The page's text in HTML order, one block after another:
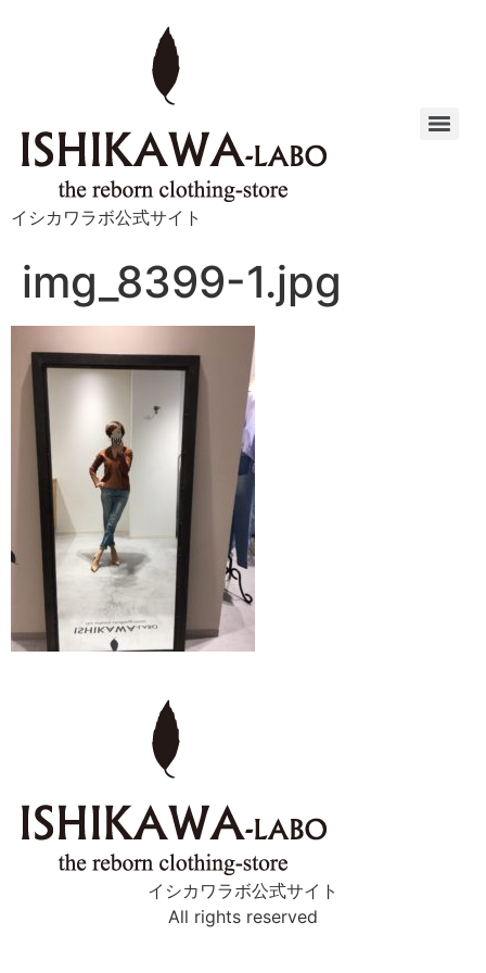
イシカワラボ公式サイト
img_8399-1.jpg
イシカワラボ公式サイト
All rights reserved